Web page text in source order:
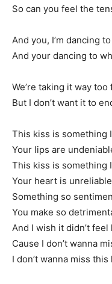
So can you feel the
And you, I’m dancing
And your dancing to
We’re taking it way too
But I don’t want it to
This kiss is something
Your lips are
This kiss is something
Your heart is unreliable
Something so
You make so
And I wish it didn’t feel
Cause I don’t wanna
I don’t wanna miss this